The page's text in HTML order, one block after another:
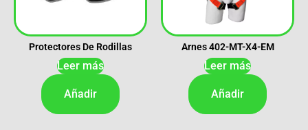
Protectores De Rodillas
Leer más
Añadir
Arnes 402-MT-X4-EM
Leer más
Añadir